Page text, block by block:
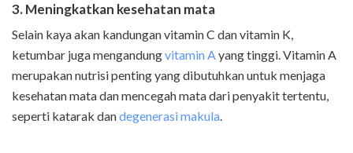
3. Meningkatkan kesehatan mata
Selain kaya akan kandungan vitamin C dan vitamin K,
ketumbar juga mengandungvitamin Ayang tinggi. Vitamin A
merupakan nutrisi penting yang dibutuhkan untuk menjaga
kesehatan mata dan mencegah mata dari penyakit tertentu,
seperti katarak dandegenerasi makula.